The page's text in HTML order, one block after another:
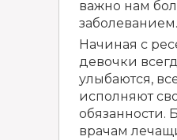
важно нам
заболеванием.
Начиная с
девочки
улыбаются,
исполняют
обязанности.
врачам